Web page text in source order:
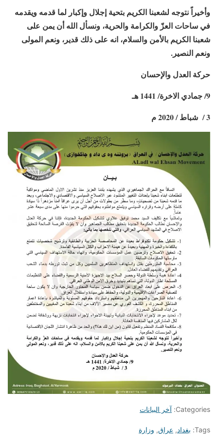
وأخيراً نتوجه لشعبنا الكريم بتحية إجلال وإكبار لما قدمه ويقدمه
في ساحات العزّ والكرامة والحرية، ونسأل الله أن يمن على
شعبنا الكريم بالأمن والسلام، انه على ذلك قدير، ونعم المولى
ونعم النصير.
حركة العدل والإحسان
9/ جمادي الاخرة/ 1441 هـ
3 / شباط / 2020 م
Categories: آخر البيانات
Tags: بغداد, عراق, وزارة